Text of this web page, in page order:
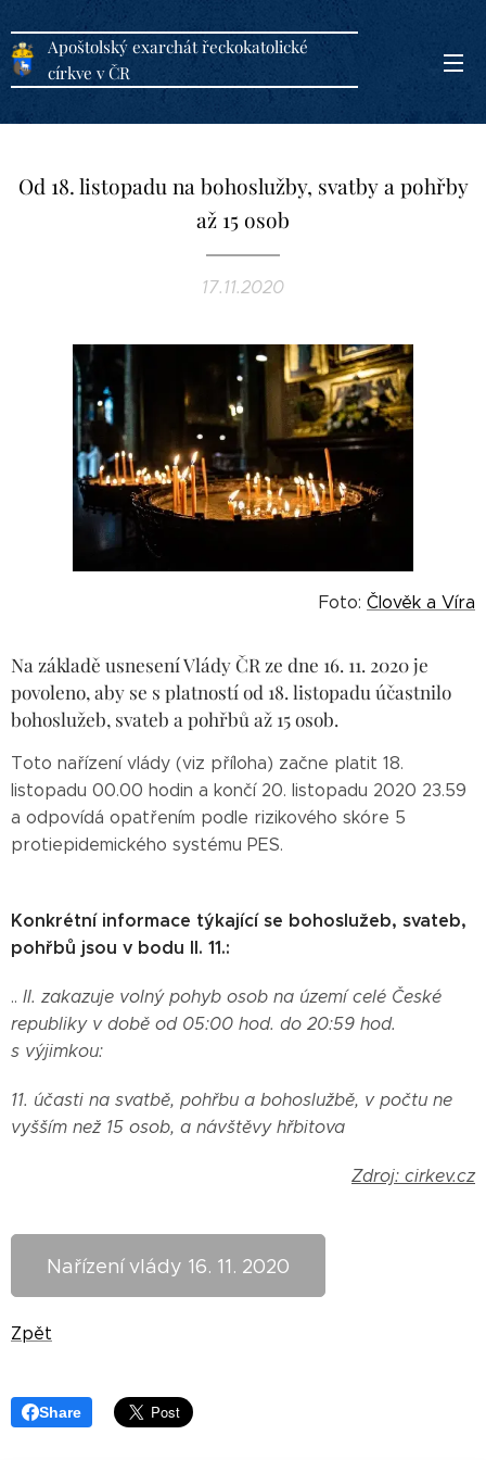
Apoštolský exarchát řeckokatolické
církve v ČR
Od 18. listopadu na bohoslužby, svatby a pohřby
až 15 osob
17.11.2020
Foto: Člověk a Víra
Na základě usnesení Vlády ČR ze dne 16. 11. 2020 je
povoleno, aby se s platností od 18. listopadu účastnilo
bohoslužeb, svateb a pohřbů až 15 osob.
Toto nařízení vlády (viz příloha) začne platit 18.
listopadu 00.00 hodin a končí 20. listopadu 2020 23.59
a odpovídá opatřením podle rizikového skóre 5
protiepidemického systému PES.
Konkrétní informace týkající se bohoslužeb, svateb,
pohřbů jsou v bodu II. 11.:
.. II. zakazuje volný pohyb osob na území celé České
republiky v době od 05:00 hod. do 20:59 hod.
s výjimkou:
11. účasti na svatbě, pohřbu a bohoslužbě, v počtu ne
vyšším než 15 osob, a návštěvy hřbitova
Zdroj: cirkev.cz
Nařízení vlády 16. 11. 2020
Zpět
Share